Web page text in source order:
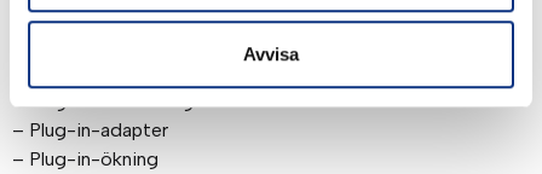
Avvisa
– Skottgenomgång
– Plug-in-reducering
– Plug-in-adapter
– Plug-in-ökning